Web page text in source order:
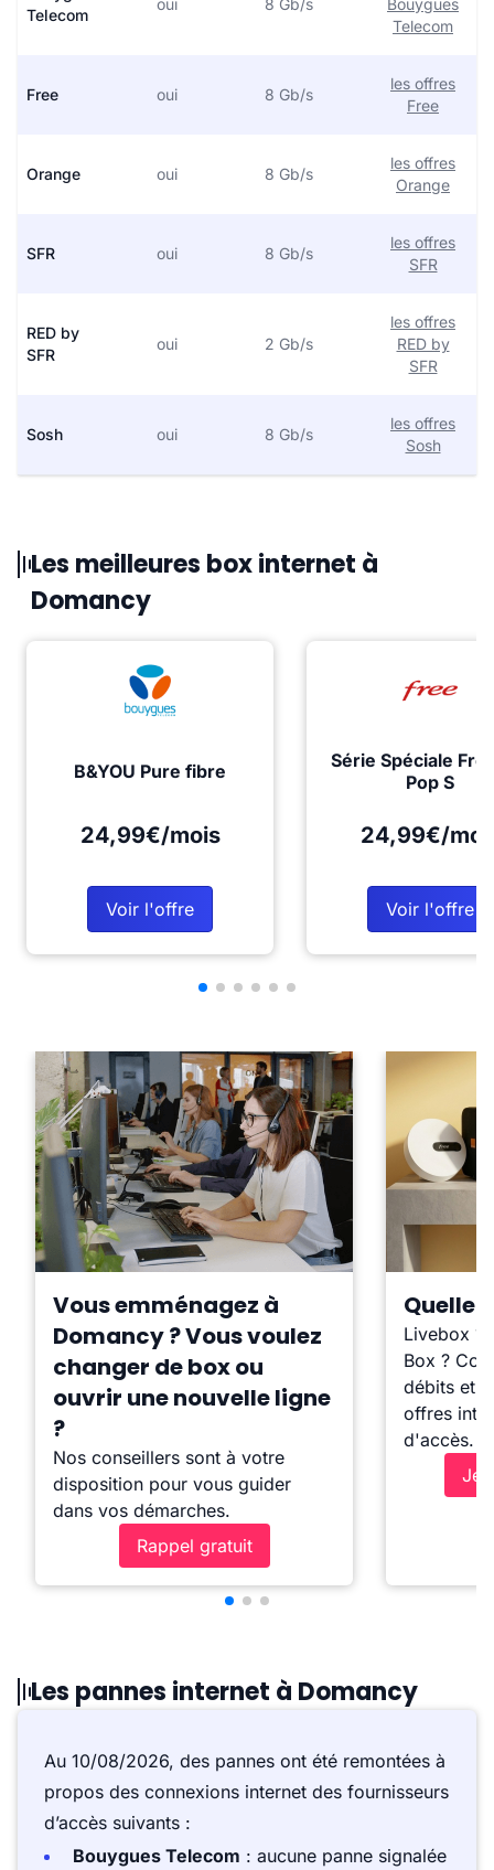
Telecom
oui 8 Gb/s
Bouygues
Telecom
Free oui 8 Gb/s
les offres
Free
Orange oui 8 Gb/s
les offres
Orange
SFR oui 8 Gb/s
les offres
SFR
RED by
SFR
oui 2 Gb/s
les offres
RED by
SFR
Sosh oui 8 Gb/s
les offres
Sosh
Les meilleures box internet à
Domancy
B&YOU Pure fibre
24,99€/mois
Voir l'offre
Série Spéciale
Pop S
24,99€/
Voir l'offre
Vous emménagez à
Domancy ? Vous voulez
changer de box ou
ouvrir une nouvelle ligne
?
Nos conseillers sont à votre
disposition pour vous guider
dans vos démarches.
Rappel gratuit
Quelle
Livebox ?
Box ?
débits et
offres
d'accès.
Je
Les pannes internet à Domancy
Au 10/08/2026, des pannes ont été remontées à
propos des connexions internet des fournisseurs
d’accès suivants :
Bouygues Telecom : aucune panne signalée